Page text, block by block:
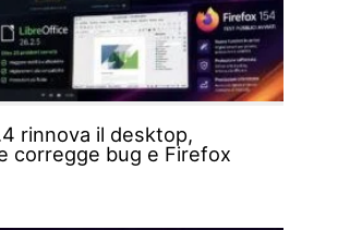
rinnova il desktop,
corregge bug e Firefox